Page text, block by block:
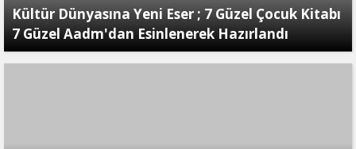
Kültür Dünyasına Yeni Eser ; 7 Güzel Çocuk Kitabı
7 Güzel Aadm'dan Esinlenerek Hazırlandı